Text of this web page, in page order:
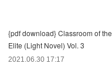
{pdf download} Classroom of the
Elite (Light Novel) Vol. 3
2021.06.30 17:17